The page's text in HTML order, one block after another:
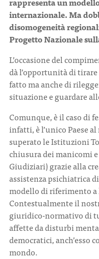
ITA ENG
internazionale. Ma
disomogeneità
Progetto Nazionale
L’occasione del
dà l’opportunità di
fatto ma anche di
situazione e guardare
Comunque, è il caso di
infatti, è l’unico Paese
superato le Istituzioni
chiusura dei manicomi
Giudiziari) grazie alla
assistenza psichiatrica
modello di riferimento
Contestualmente il
giuridico-normativo di
affette da disturbi
democratici, anch’esso
mondo.